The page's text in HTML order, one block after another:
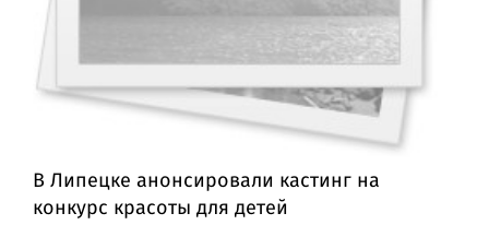
В Липецке анонсировали кастинг на
конкурс красоты для детей